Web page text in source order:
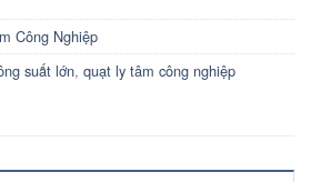
Công Nghiệp
suất lớn, quạt ly tâm công nghiệp